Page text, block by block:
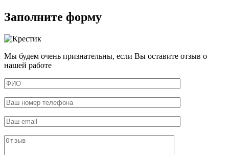
Заполните форму
Мы будем очень признательны, если Вы оставите отзыв о
нашей работе